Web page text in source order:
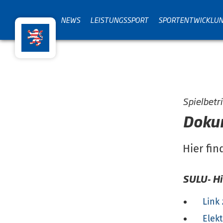
NEWS LEISTUNGSSPORT
Hier
SULU-
Link